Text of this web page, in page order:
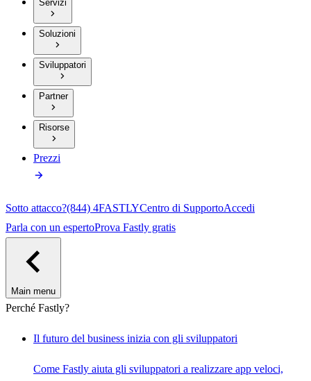
Servizi
Soluzioni
Sviluppatori
Partner
Risorse
Prezzi
Sotto attacco?(844) 4FASTLYCentro di SupportoAccedi
Parla con un espertoProva Fastly gratis
Main menu
Perché Fastly?
Il futuro del business inizia con gli sviluppatori
Come Fastly aiuta gli sviluppatori a realizzare app veloci,